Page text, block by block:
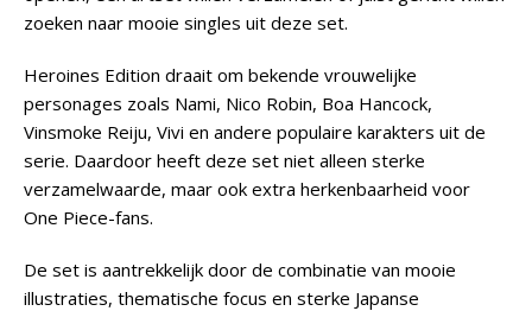
zoeken naar mooie singles uit deze set.
Heroines Edition draait om bekende vrouwelijke
personages zoals Nami, Nico Robin, Boa Hancock,
Vinsmoke Reiju, Vivi en andere populaire karakters uit de
serie. Daardoor heeft deze set niet alleen sterke
verzamelwaarde, maar ook extra herkenbaarheid voor
One Piece-fans.
De set is aantrekkelijk door de combinatie van mooie
illustraties, thematische focus en sterke Japanse